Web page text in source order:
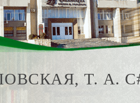
Т. А.